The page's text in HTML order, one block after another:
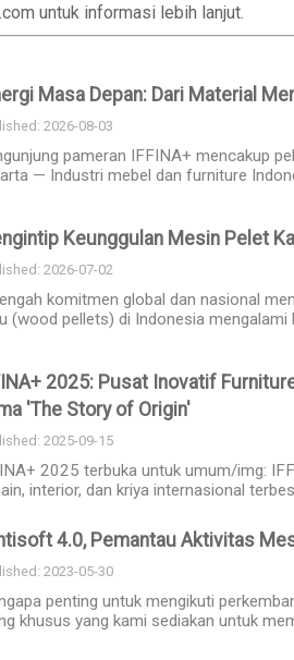
untuk informasi lebih lanjut.
Masa Depan: Dari Material
2026-08-03
pameran IFFINA+ mencakup
— Industri mebel dan furniture
Keunggulan Mesin Pelet
2026-07-02
komitmen global dan nasional
(wood pellets) di Indonesia mengalami
2025: Pusat Inovatif
'The Story of Origin'
2025-09-15
2025 terbuka untuk umum/img:
interior, dan kriya internasional
4.0, Pemantau Aktivitas
2023-05-30
penting untuk mengikuti
khusus yang kami sediakan untuk